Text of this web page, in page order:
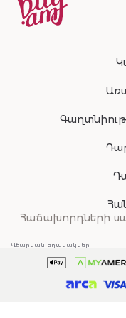
Հաճախորդների
Վճարման եղանակներ